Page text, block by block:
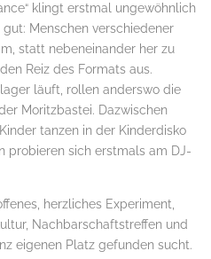
klingt erstmal ungewöhnlich
Menschen verschiedener
statt nebeneinander her zu
Reiz des Formats aus.
läuft, rollen anderswo die
Moritzbastei. Dazwischen
tanzen in der Kinderdisko
probieren sich erstmals am DJ-
herzliches Experiment,
Nachbarschaftstreffen und
eigenen Platz gefunden sucht.